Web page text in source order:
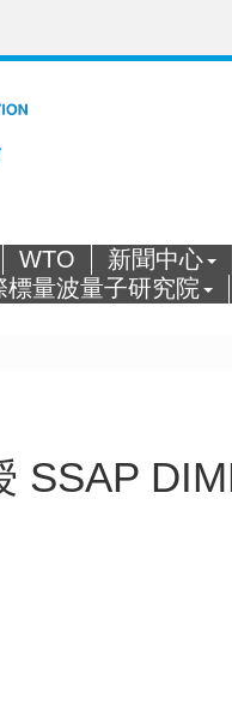
WTO 新聞中心
標量波量子研究院
SSAP